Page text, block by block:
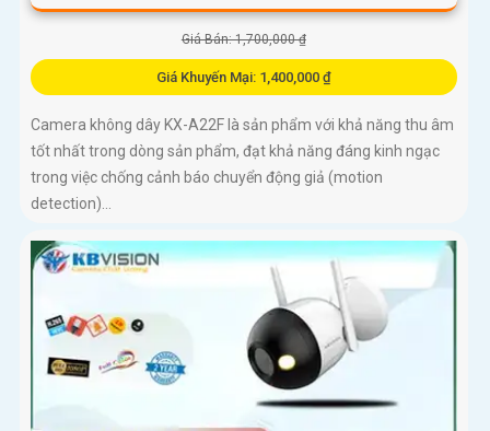
Giá Bán: 1,700,000 ₫
Giá Khuyến Mại: 1,400,000 ₫
Camera không dây KX-A22F là sản phẩm với khả năng thu âm
tốt nhất trong dòng sản phẩm, đạt khả năng đáng kinh ngạc
trong việc chống cảnh báo chuyển động giả (motion
detection)...